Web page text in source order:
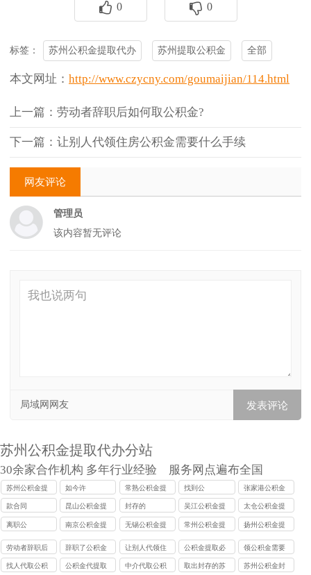
0 0
标签： 苏州公积金提取代办 苏州提取公积金 全部
本文网址： http://www.czycny.com/goumaijian/114.html
上一篇：劳动者辞职后如何取公积金?
下一篇：让别人代领住房公积金需要什么手续
网友评论
管理员
该内容暂无评论
局域网网友
苏州公积金提取代办分站
30余家合作机构 多年行业经验 服务网点遍布全国
苏州公积金提
取代办
如今许
常熟公积金提
取代办
找到公
张家港公积金
提取代办
款合同
昆山公积金提
取代办
封存的
吴江公积金提
取代办
太仓公积金提
取代办
离职公
南京公积金提
取代办
无锡公积金提
取代办
常州公积金提
取代办
扬州公积金提
取代办
劳动者辞职后
如何取公积金?
辞职了公积金
怎么提取出来?
让别人代领住
房公积金需要
公积金提取必
须本人亲自到
领公积金需要
带什么证件
找人代取公积 公积金代提取 中介代取公积 取出封存的苏 苏州公积金封